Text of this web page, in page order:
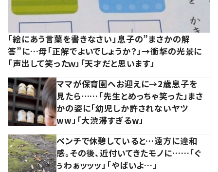
「絵にあう言葉を書きなさい」息子の”まさかの解
答”に…母「正解でよいでしょうか？」→衝撃の光景に
「声出して笑ったｗ」「天才だと思います」
ママが保育園へお迎えに→2歳息子を
見たら……「先生とめっちゃ笑った」まさ
かの姿に「幼児しか許されないヤツ
ww」「大渋滞すぎるw」
ベンチで休憩していると…遠方に違和
感。その後、近付いてきたモノに……「ぐ
ぅわぁッッッ」「やばいよ…」